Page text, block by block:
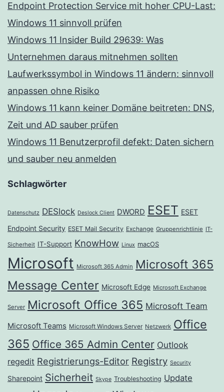
Endpoint Protection Service mit hoher CPU-Last:
Windows 11 sinnvoll prüfen
Windows 11 Insider Build 29639: Was
Unternehmen daraus mitnehmen sollten
Laufwerkssymbol in Windows 11 ändern: sinnvoll
anpassen ohne Risiko
Windows 11 kann keiner Domäne beitreten: DNS,
Zeit und AD sauber prüfen
Windows 11 Benutzerprofil defekt: Daten sichern
und sauber neu anmelden
Schlagwörter
Datenschutz DESlock Deslock Client DWORD ESET ESET
Endpoint Security ESET Mail Security Exchange Gruppenrichtlinie IT-
Sicherheit IT-Support KnowHow Linux macOS
Microsoft Microsoft 365 Admin Microsoft 365
Message Center Microsoft Edge Microsoft Exchange
Server Microsoft Office 365 Microsoft Team
Microsoft Teams Microsoft Windows Server Netzwerk Office
365 Office 365 Admin Center Outlook
regedit Registrierungs-Editor Registry Security
Sharepoint Sicherheit Skype Troubleshooting Update